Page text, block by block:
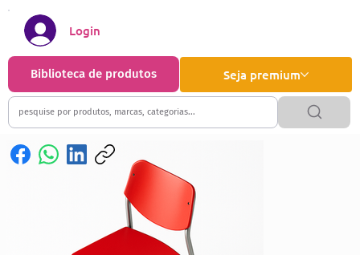
Seja premium
Biblioteca de produtos
Login